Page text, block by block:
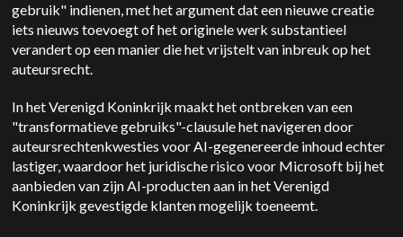
gebruik" indienen, met het argument dat een nieuwe creatie
iets nieuws toevoegt of het originele werk substantieel
verandert op een manier die het vrijstelt van inbreuk op het
auteursrecht.
In het Verenigd Koninkrijk maakt het ontbreken van een
"transformatieve gebruiks"-clausule het navigeren door
auteursrechtenkwesties voor AI-gegenereerde inhoud echter
lastiger, waardoor het juridische risico voor Microsoft bij het
aanbieden van zijn AI-producten aan in het Verenigd
Koninkrijk gevestigde klanten mogelijk toeneemt.